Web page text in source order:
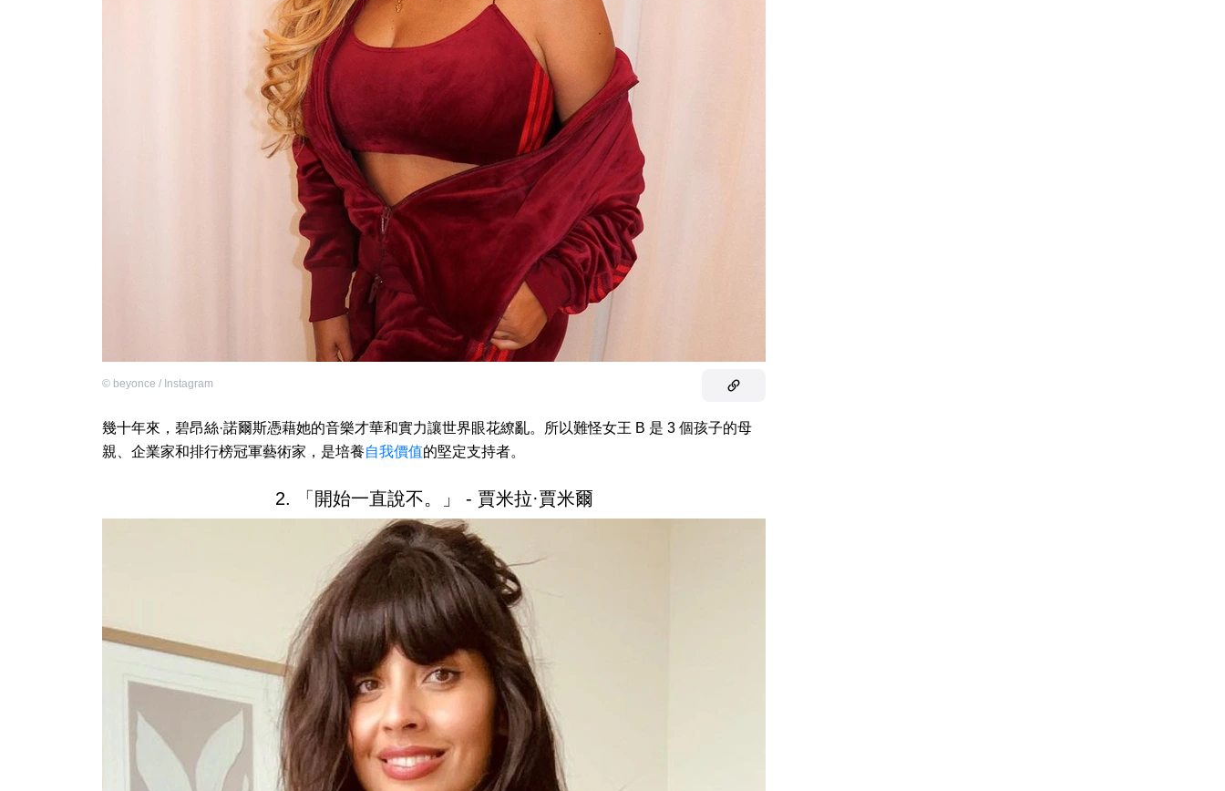
© beyonce / Instagram
幾十年來，碧昂絲·諾爾斯憑藉她的音樂才華和實力讓世界眼花繚亂。所以難怪女王 B 是 3 個孩子的母
親、企業家和排行榜冠軍藝術家，是培養自我價值的堅定支持者。
2. 「開始一直說不。」 - 賈米拉·賈米爾